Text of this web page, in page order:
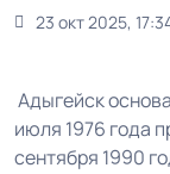
23 окт 2025,
Адыгейск
июля 1976 года
сентября 1990